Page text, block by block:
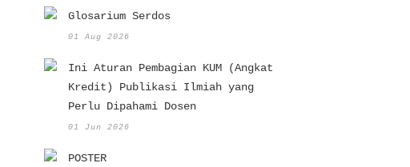
Glosarium Serdos
01 Aug 2026
Ini Aturan Pembagian KUM (Angkat
Kredit) Publikasi Ilmiah yang
Perlu Dipahami Dosen
01 Jun 2026
POSTER